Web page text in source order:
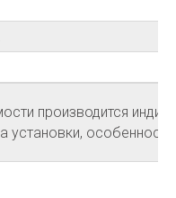
производится
установки,